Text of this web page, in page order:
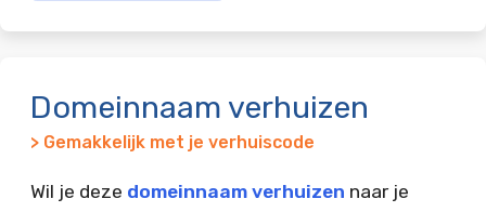
Domeinnaam verhuizen
> Gemakkelijk met je verhuiscode
Wil je deze domeinnaam verhuizen naar je